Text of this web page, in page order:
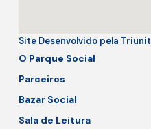
Site Desenvolvido pela Triunit
O Parque Social
Parceiros
Bazar Social
Sala de Leitura